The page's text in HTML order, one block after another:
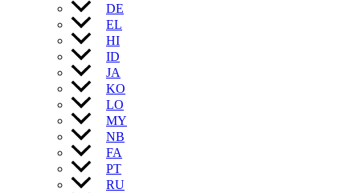
DE
EL
HI
ID
JA
KO
LO
MY
NB
FA
PT
RU